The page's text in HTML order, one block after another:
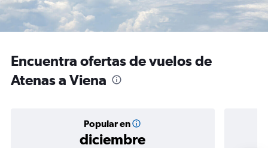
Encuentra ofertas de vuelos de
Atenas a Viena
Popular en
diciembre